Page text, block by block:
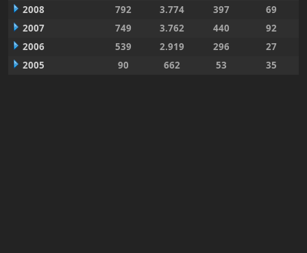
2008
792 3.774 397
69
2007
749 3.762 440
92
2006
539 2.919 296
27
2005
90 662 53 35